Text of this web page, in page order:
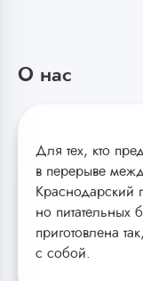
О нас
Для тех, кто
в перерыве
Краснодарский
но
приготовлена
с собой.